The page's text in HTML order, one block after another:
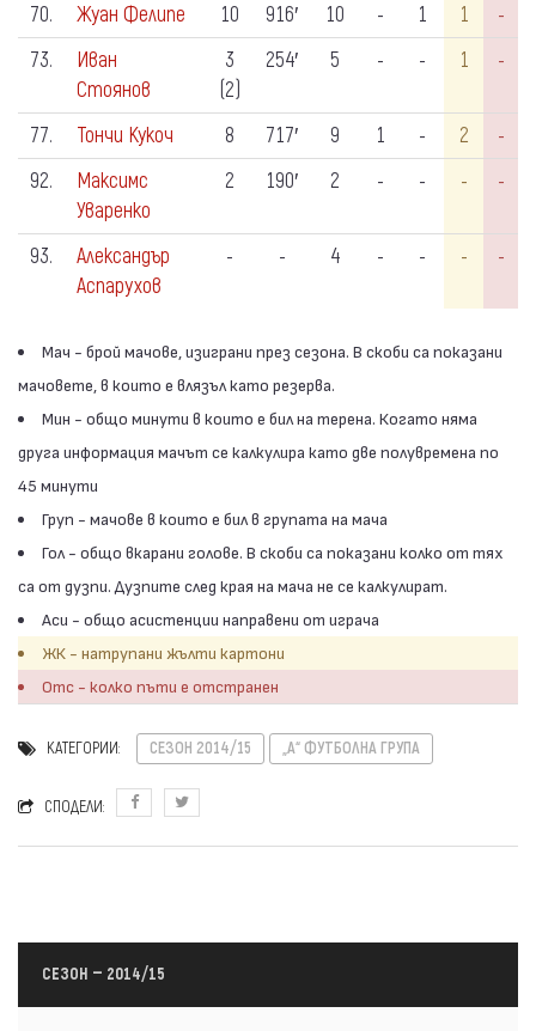
70. Жуан Фелипе 10 916′ 10 - 1 1
-
73.
Иван
Стоянов
3
(2)
254′ 5 - - 1 -
77. Тончи Кукоч 8 717′ 9 1 - 2
-
92.
Максимс
Уваренко
2 190′ 2 - - - -
93.
Александър
Аспарухов
- - 4 - - - -
Мач - брой мачове, изиграни през сезона. В скоби са показани
мачовете, в които е влязъл като резерва.
Мин - общо минути в които е бил на терена. Когато няма
друга информация мачът се калкулира като две полувремена по
45 минути
Груп - мачове в които е бил в групата на мача
Гол - общо вкарани голове. В скоби са показани колко от тях
са от дузпи. Дузпите след края на мача не се калкулират.
Аси - общо асистенции направени от играча
ЖК - натрупани жълти картони
Отс - колко пъти е отстранен
КАТЕГОРИИ: СЕЗОН 2014/15 „А“ ФУТБОЛНА ГРУПА
СПОДЕЛИ:
СЕЗОН — 2014/15